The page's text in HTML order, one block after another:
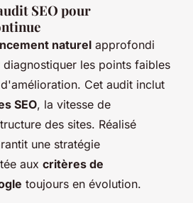
SEO pour
naturel approfondi
les points faibles
Cet audit inclut
SEO, la vitesse de
des sites. Réalisé
une stratégie
aux critères de
toujours en évolution.